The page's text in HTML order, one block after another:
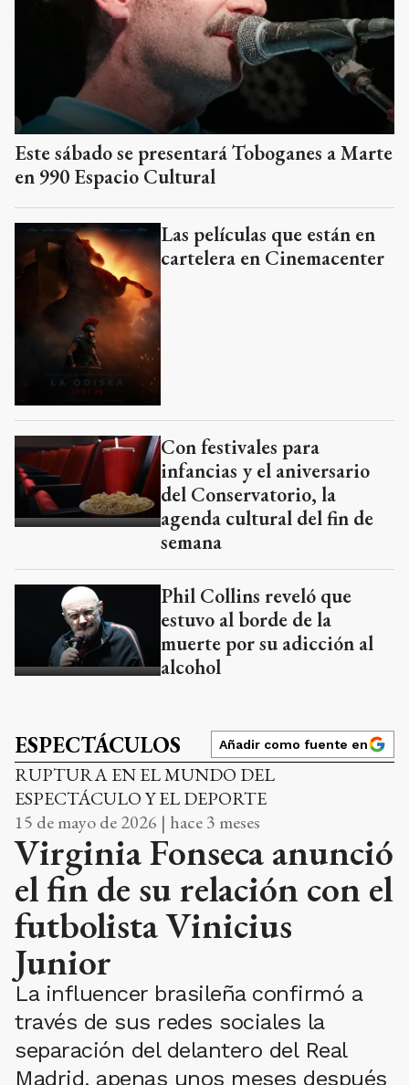
Este sábado se presentará Toboganes a Marte
en 990 Espacio Cultural
Las películas que están en
cartelera en Cinemacenter
Con festivales para
infancias y el aniversario
del Conservatorio, la
agenda cultural del fin de
semana
Phil Collins reveló que
estuvo al borde de la
muerte por su adicción al
alcohol
ESPECTÁCULOS Añadir como fuente en
RUPTURA EN EL MUNDO DEL
ESPECTÁCULO Y EL DEPORTE
15 de mayo de 2026 | hace 3 meses
Virginia Fonseca anunció
el fin de su relación con el
futbolista Vinicius
Junior
La influencer brasileña confirmó a
través de sus redes sociales la
separación del delantero del Real
Madrid, apenas unos meses después